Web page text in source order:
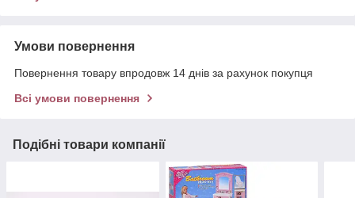
Умови повернення
Повернення товару впродовж 14 днів за рахунок покупця
Всі умови повернення
Подібні товари компанії